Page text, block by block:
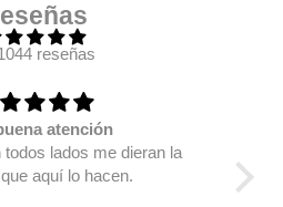
reseñas
atención
lados me dieran la
aquí lo hacen.
y